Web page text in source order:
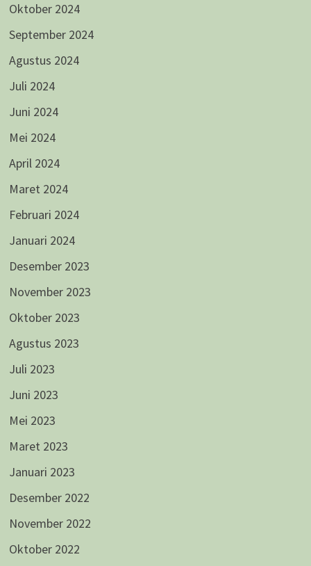
Oktober 2024
September 2024
Agustus 2024
Juli 2024
Juni 2024
Mei 2024
April 2024
Maret 2024
Februari 2024
Januari 2024
Desember 2023
November 2023
Oktober 2023
Agustus 2023
Juli 2023
Juni 2023
Mei 2023
Maret 2023
Januari 2023
Desember 2022
November 2022
Oktober 2022